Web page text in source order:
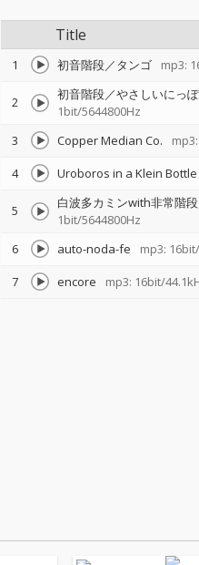
Title
1 初音階段／タンゴ mp3:
2 初音階段／やさしいにっ
1bit/5644800Hz
3 Copper Median Co.
4
Uroboros in a Klein Bottle
5 白波多カミンwith非常階
1bit/5644800Hz
6 auto-noda-fe mp3:
7
encore mp3: 16bit/